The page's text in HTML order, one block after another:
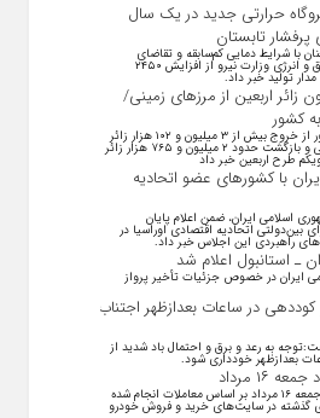
نیروگاه حرارتی جدید در یک سال
پرفشار تابستان
با شرایط دمایی کم‌سابقه و تقاضای
حداکثری مواجه است، معاون برق و انرژی وزارت نیرو از افزایش ۲۴۵۰
تولید خبر داد.
از ۳.۱ میلیون زائر اربعین از مرزهای زمینی/
رئیس مرکز مدیریت راه‌های کشور از خروج بیش از ۳ میلیون و ۱۰۲ هزار زائر
اربعین از مرزهای شش‌گانه زمینی و بازگشت حدود ۲ میلیون و ۷۶۵ هزار زائر
با کشور‌های عضو اتحادیه
اسلامی ایران، ضمن اعلام پایان
اتحادیه اقتصادی اوراسیا در
راهبردی این اجلاس خبر داد.
ـ استانبول اعلام شد
ایران در خصوص جزئیات تأخیر پرواز
در ساعات بعدازظهر اجتناب
به رعد و برق و احتمال باد شدید از
بعدازظهر خودداری شود.
مرداد
قیمت خودرو در بازار آزاد امروز جمعه ۱۶ مرداد بر اساس معاملات انجام شده
گذشته در سایت‌های خرید و فروش خودرو